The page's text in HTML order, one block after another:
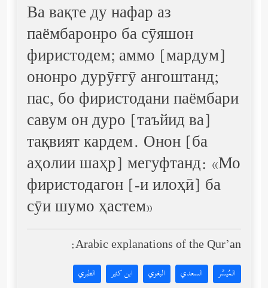
Ва вақте ду нафар аз
паёмбаронро ба сӯяшон
фиристодем; аммо [мардум]
ононро дурӯғгӯ ангоштанд;
пас, бо фиристодани паёмбари
савум он дуро [таъйид ва]
тақвият кардем. Онон [ба
аҳолии шаҳр] мегуфтанд: «Мо
фиристодагон [-и илоҳӣ] ба
сӯи шумо ҳастем»
Arabic explanations of the Qur’an:
المُيسَّر السعدي البغوي ابن كثير الطبري